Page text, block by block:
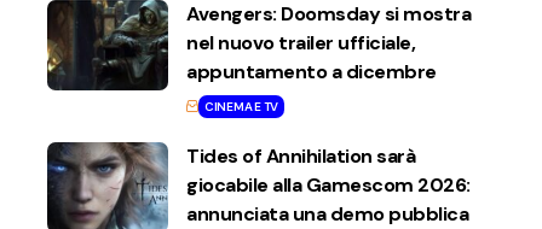
Avengers: Doomsday si mostra
nel nuovo trailer ufficiale,
appuntamento a dicembre
CINEMA E TV
Tides of Annihilation sarà
giocabile alla Gamescom 2026:
annunciata una demo pubblica